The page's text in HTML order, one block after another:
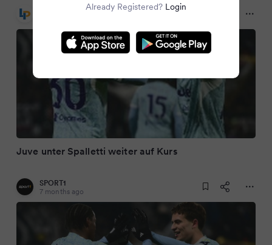
Juve unter Spalletti weiter auf Kurs
SPORT1
7 months ago
Already Registered? Login